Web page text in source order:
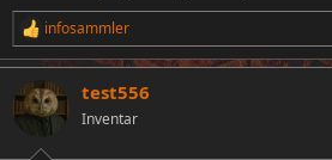
R
e
a
k
t
i
infosammler
test556
Inventar